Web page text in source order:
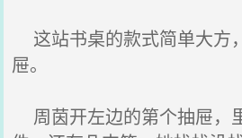
这站书桌的款式简单大方
屉。
周茵开左边的第个抽屉，